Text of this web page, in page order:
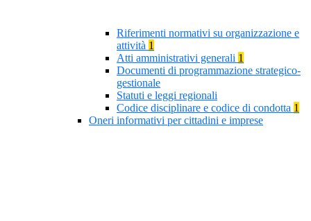
Riferimenti normativi su organizzazione e
attività 1
Atti amministrativi generali 1
Documenti di programmazione strategico-
gestionale
Statuti e leggi regionali
Codice disciplinare e codice di condotta 1
Oneri informativi per cittadini e imprese